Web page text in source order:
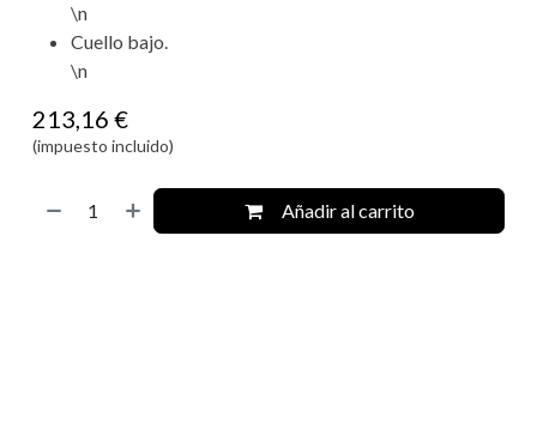
\n
Cuello bajo.
\n
213,16 €
(impuesto incluido)
Añadir al carrito